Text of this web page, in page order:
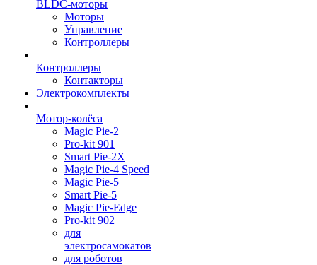
BLDC-моторы
Моторы
Управление
Контроллеры
Контроллеры
Контакторы
Электрокомплекты
Мотор-колёса
Magic Pie-2
Pro-kit 901
Smart Pie-2X
Magic Pie-4 Speed
Magic Pie-5
Smart Pie-5
Magic Pie-Edge
Pro-kit 902
для
электросамокатов
для роботов